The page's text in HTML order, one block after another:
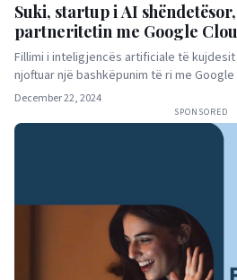
Suki, startup i AI
partneritetin me Google
ndihmëse për mjekët
Fillimi i inteligjencës artificiale të
njoftuar një bashkëpunim të ri me
December 22, 2024
SPONSORED